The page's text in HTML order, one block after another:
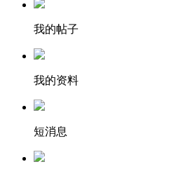
我的帖子
我的资料
短消息